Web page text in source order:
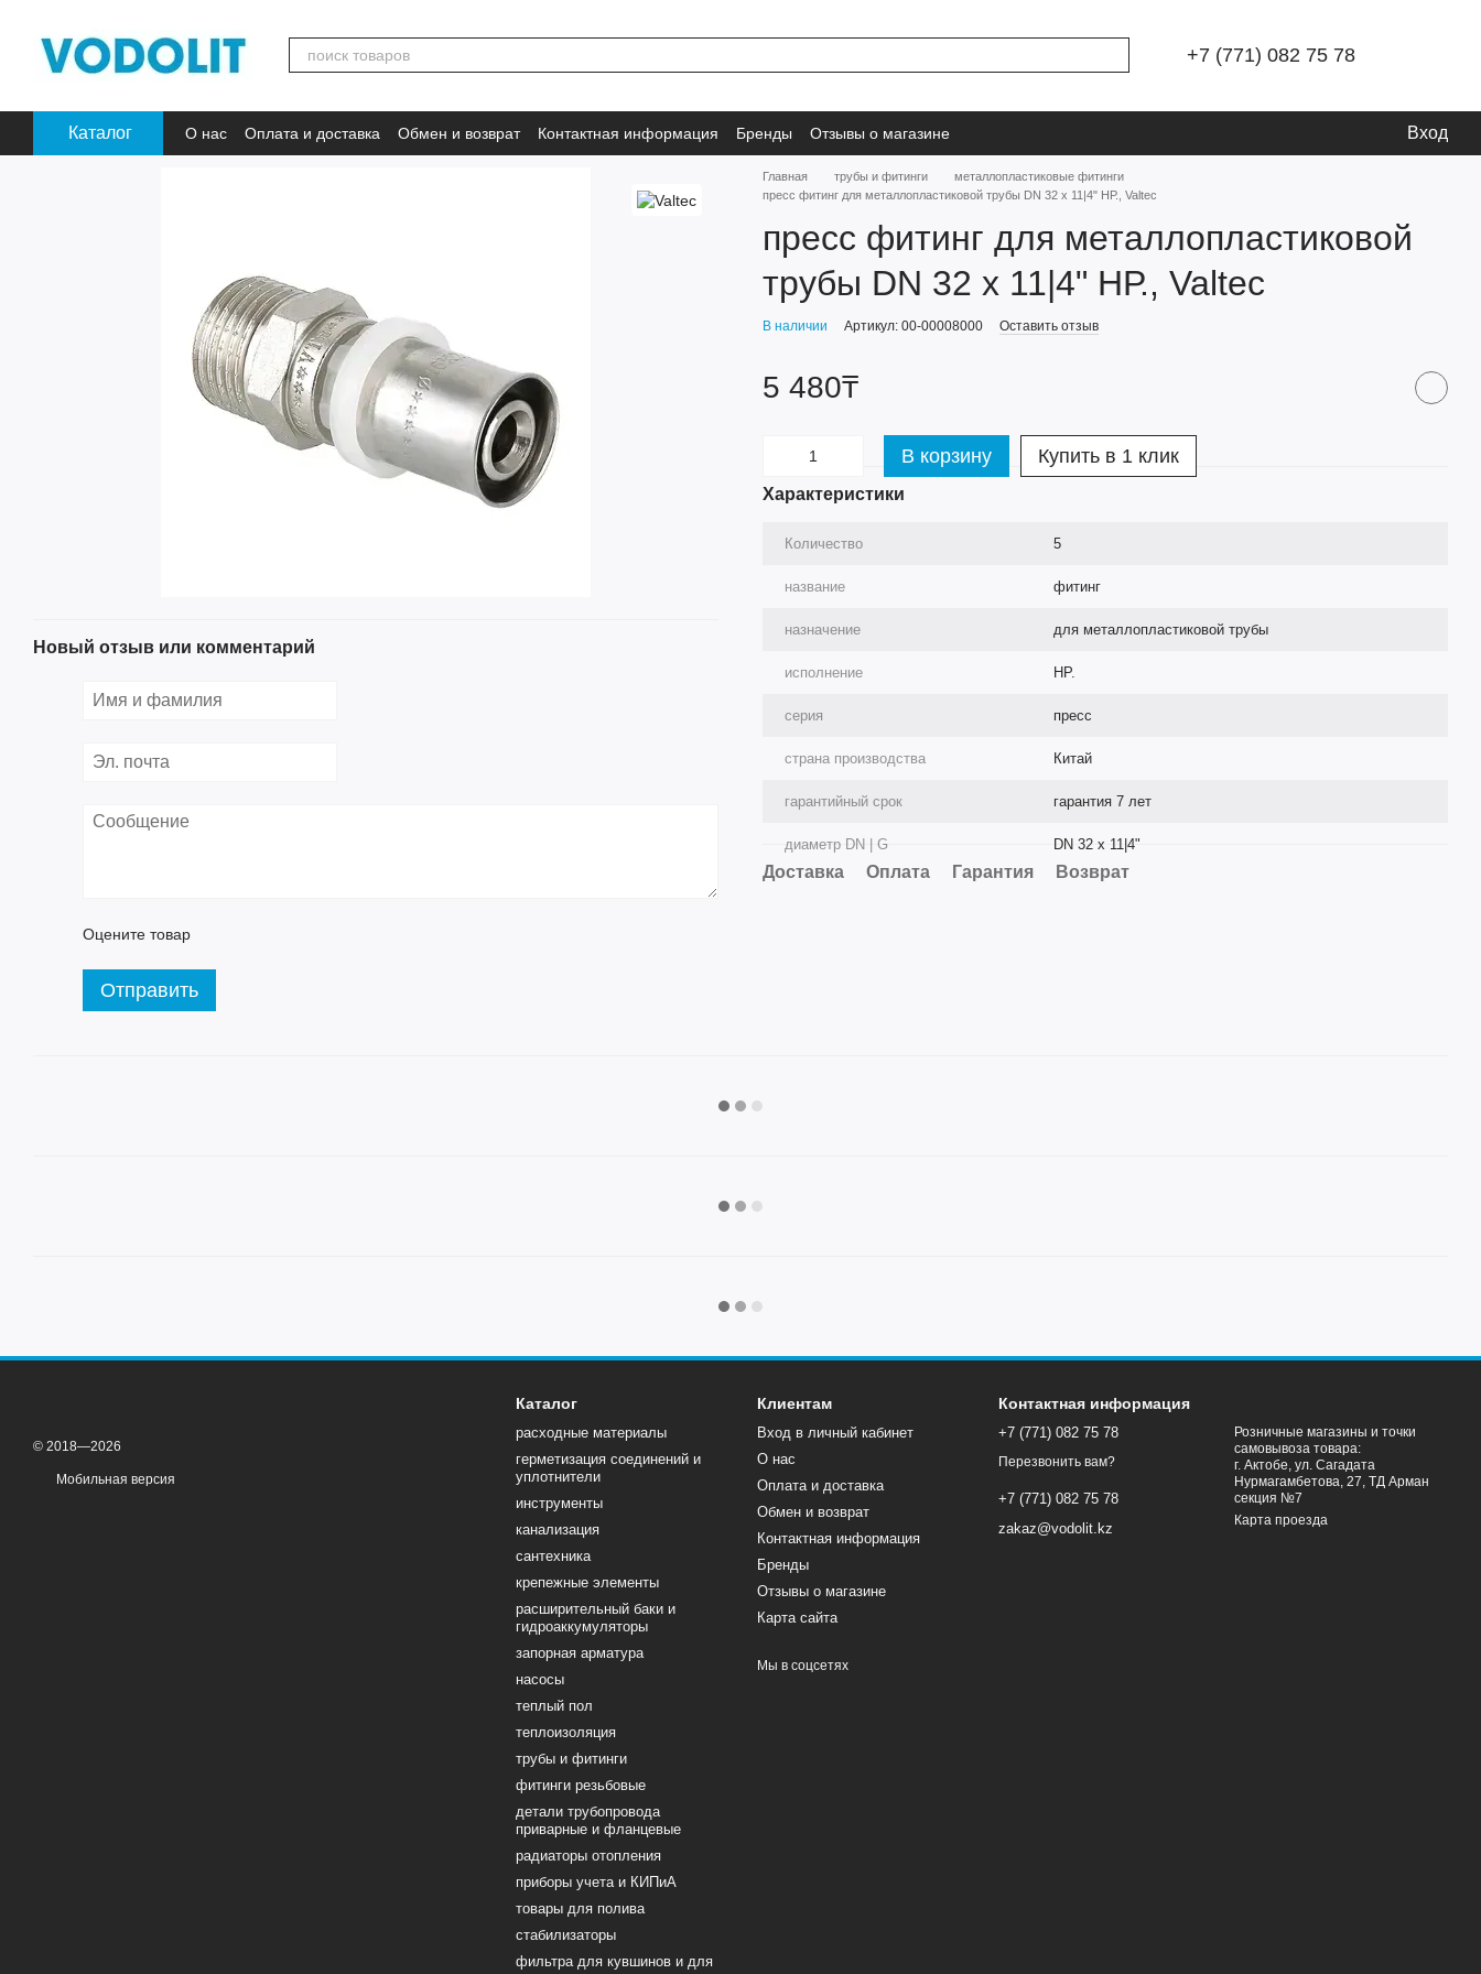
+7 (771) 082 75 78
Каталог О нас Оплата и доставка Обмен и возврат Контактная информация Бренды Отзывы о магазине Вход
Новый отзыв или комментарий
Оцените товар
Отправить
Главная трубы и фитинги
металлопластиковые фитинги
пресс фитинг для металлопластиковой трубы DN 32 х 11|4" НР., Valtec
пресс фитинг для металлопластиковой
трубы DN 32 х 11|4" НР., Valtec
В наличии Артикул: 00-00008000 Оставить отзыв
5 480₸
В корзину Купить в 1 клик
Характеристики
Количество 5
название фитинг
назначение для металлопластиковой трубы
исполнение НР.
серия пресс
страна производства Китай
гарантийный срок гарантия 7 лет
диаметр DN | G DN 32 х 11|4"
Доставка Оплата Гарантия Возврат
© 2018—2026
Мобильная версия
Каталог
расходные материалы
герметизация соединений и
уплотнители
инструменты
канализация
сантехника
крепежные элементы
расширительный баки и
гидроаккумуляторы
запорная арматура
насосы
теплый пол
теплоизоляция
трубы и фитинги
фитинги резьбовые
детали трубопровода
приварные и фланцевые
радиаторы отопления
приборы учета и КИПиА
товары для полива
стабилизаторы
фильтра для кувшинов и для
Клиентам
Вход в личный кабинет
О нас
Оплата и доставка
Обмен и возврат
Контактная информация
Бренды
Отзывы о магазине
Карта сайта
Мы в соцсетях
Контактная информация
+7 (771) 082 75 78
Перезвонить вам?
+7 (771) 082 75 78
zakaz@vodolit.kz
Розничные магазины и точки
самовывоза товара:
г. Актобе, ул. Сагадата
Нурмагамбетова, 27, ТД Арман
секция №7
Карта проезда